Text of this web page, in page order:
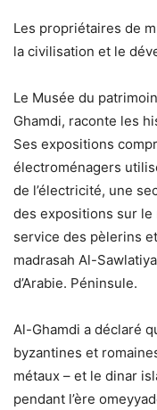
Les propriétaires de
la civilisation et le
Le Musée du
Ghamdi, raconte les
Ses expositions
électroménagers
de l’électricité, une
des expositions sur le
service des pèlerins
madrasah Al-
d’Arabie. Péninsule.
Al-Ghamdi a déclaré
byzantines et
métaux – et le dinar
pendant l’ère